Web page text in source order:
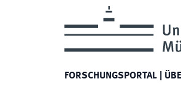
FORSCHUNGSPORTAL